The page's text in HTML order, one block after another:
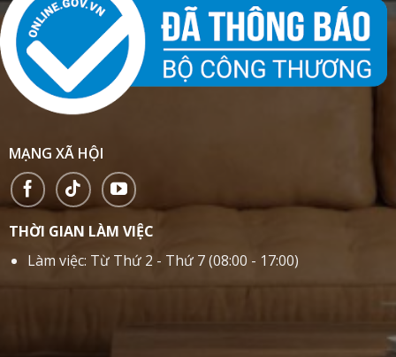
MẠNG XÃ HỘI
THỜI GIAN LÀM VIỆC
Làm việc: Từ Thứ 2 - Thứ 7 (08:00 - 17:00)